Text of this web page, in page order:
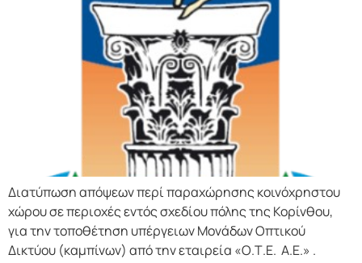
Διατύπωση απόψεων περί παραχώρησης κοινόχρηστου
χώρου σε περιοχές εντός σχεδίου πόλης της Κορίνθου,
για την τοποθέτηση υπέργειων Μονάδων Οπτικού
Δικτύου (καμπίνων) από την εταιρεία «Ο.Τ.Ε. Α.Ε.» .